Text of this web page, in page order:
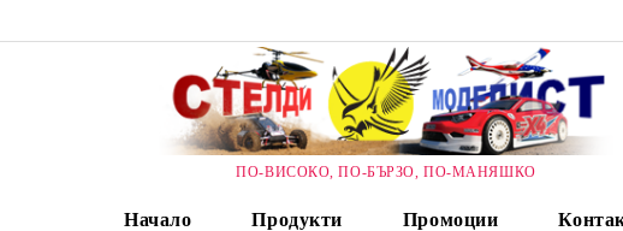
ПО-ВИСОКО, ПО-БЪРЗО, ПО-МАНЯШКО
Начало Продукти Промоции